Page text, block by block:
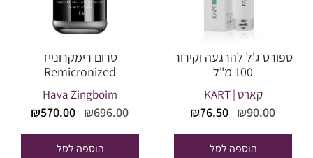
ספורט ג'ל להרגעה וקירור
100 מ"ל
קארט | KART
₪90.00
המחיר
היה:
₪90.00.
₪76.50
הוא:
הוספה לסל
סרום רימקרונייז
Remicronized
Hava Zingboim
₪696.00
המחיר
היה:
₪696.00.
₪570.00
הוספה לסל